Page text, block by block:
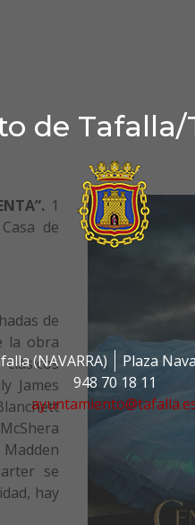
de Tafalla/
(NAVARRA)
Plaza
948 70 18 11
. 1
de
de
la obra
James
se
hay